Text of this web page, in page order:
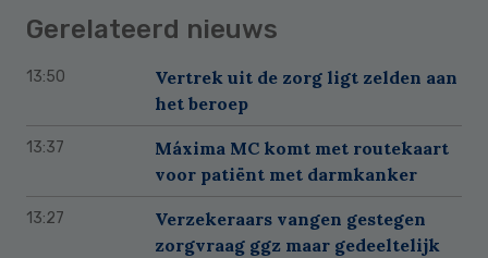
Gerelateerd nieuws
13:50
Vertrek uit de zorg ligt zelden aan
het beroep
13:37
Máxima MC komt met routekaart
voor patiënt met darmkanker
13:27
Verzekeraars vangen gestegen
zorgvraag ggz maar gedeeltelijk